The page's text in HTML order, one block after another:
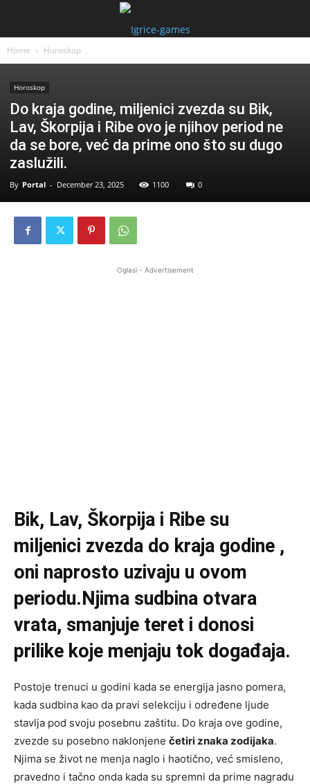
Home Horoskop
Horoskop
Do kraja godine, miljenici zvezda su Bik,
Lav, Škorpija i Ribe ovo je njihov period ne
da se bore, već da prime ono što su dugo
zaslužili.
By Portal - December 23, 2025 1100 0
Oglasi - Advertisement
Bik, Lav, Škorpija i Ribe su
miljenici zvezda do kraja godine ,
oni naprosto uzivaju u ovom
periodu.Njima sudbina otvara
vrata, smanjuje teret i donosi
prilike koje menjaju tok događaja.
Postoje trenuci u godini kada se energija jasno pomera,
kada sudbina kao da pravi selekciju i određene ljude
stavlja pod svoju posebnu zaštitu. Do kraja ove godine,
zvezde su posebno naklonjene četiri znaka zodijaka.
Njima se život ne menja naglo i haotično, već smisleno,
pravedno i tačno onda kada su spremni da prime nagradu